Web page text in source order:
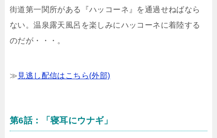
街道第一関所がある『ハッコーネ』を通過せねばなら
ない。温泉露天風呂を楽しみにハッコーネに着陸する
のだが・・・。
≫ 見逃し配信はこちら(外部)
第6話：「寝耳にウナギ」